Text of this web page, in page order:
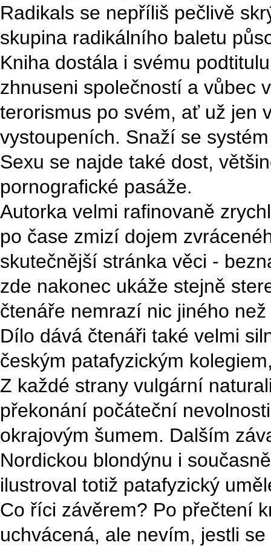
Radikals se nepříliš pečlivě
skupina radikálního baletu
Kniha dostála i svému
zhnuseni společností a vůbec
terorismus po svém, ať už jen
vystoupeních. Snaží se
Sexu se najde také dost,
pornografické pasáže.
Autorka velmi rafinovaně
po čase zmizí dojem
skutečnější stránka věci -
zde nakonec ukáže stejně
čtenáře nemrazí nic jiného
Dílo dává čtenáři také velmi
českým patafyzickým
Z každé strany vulgární
překonání počáteční
okrajovým šumem. Dalším
Nordickou blondýnu i
ilustroval totiž patafyzický
Co říci závěrem? Po přečtení
uchvácená, ale nevím, jestli